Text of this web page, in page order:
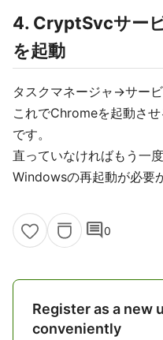
4. CryptSvcサー
を起動
タスクマネージャ->サー
これでChromeを起動さ
です。
直っていなければもう一
Windowsの再起動が必要
comment0
Register as a new
conveniently